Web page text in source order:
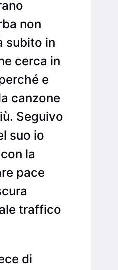
non
subito in
cerca in
e
canzone
Seguivo
suo io
la
pace
traffico
di